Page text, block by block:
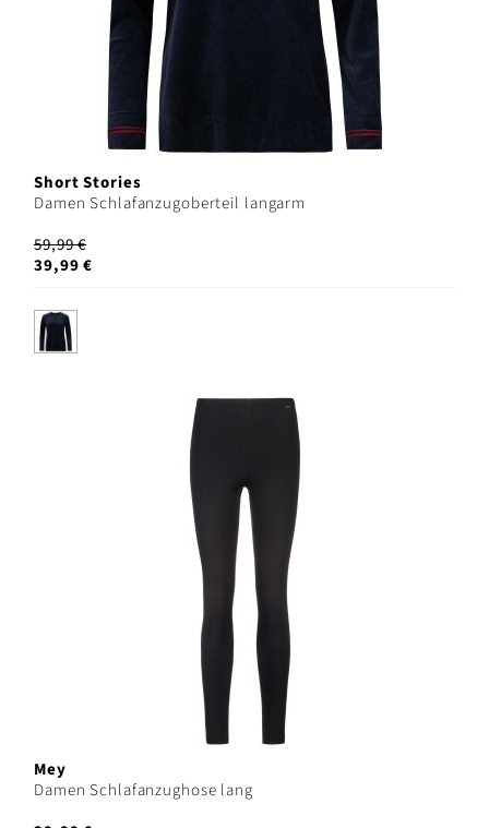
Short Stories
Damen Schlafanzugoberteil langarm
59,99 €
39,99 €
Mey
Damen Schlafanzughose lang